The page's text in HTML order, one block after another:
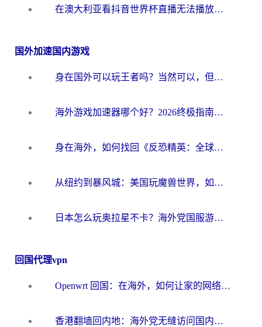
在澳大利亚看抖音世界杯直播无法播放？海外党体育观赛终极指南来了！
国外加速国内游戏
身在国外可以玩王者吗？当然可以，但你需要这份“加速”指南
海外游戏加速器哪个好？2026终极指南帮你畅玩国服+解决卡顿难题
身在海外，如何找回《反恐精英：全球攻势》国服的丝滑手感？一份给你的终极指南
从纽约到暴风城：美国玩魔兽世界，如何找到你的最佳网络航线
日本怎么玩奥拉星不卡？海外党国服游戏加速器选择全攻略
回国代理vpn
Openwrt 回国：在海外，如何让家的网络触手可及
香港翻墙回内地：海外党无缝访问国内资源的加速器选择全攻略